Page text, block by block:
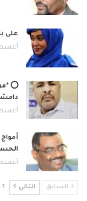
على
أغسطس
⭕
أغسطس
أغسطس
السابق التالي 1 من 3٬743